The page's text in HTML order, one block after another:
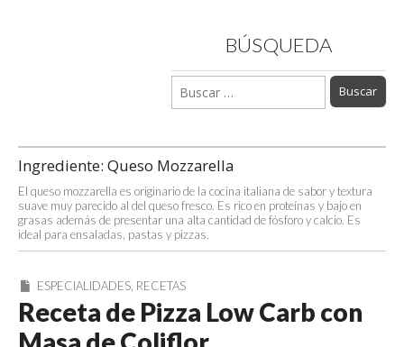
BÚSQUEDA
Buscar:
Ingrediente: Queso Mozzarella
El queso mozzarella es originario de la cocina italiana de sabor y textura
suave muy parecido al del queso fresco. Es rico en proteínas y bajo en
grasas además de presentar una alta cantidad de fósforo y calcio. Es
ideal para ensaladas, pastas y pizzas.
ESPECIALIDADES, RECETAS
Receta de Pizza Low Carb con